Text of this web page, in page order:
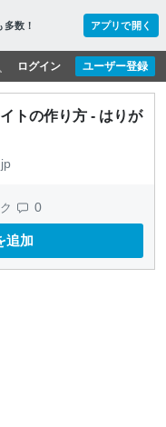
数！ アプリで開く
ユーザー登録
ログイン
トの作り方 - はりが
0
追加